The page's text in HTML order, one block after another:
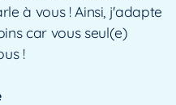
à vous ! Ainsi, j'adapte
car vous seul(e)
!